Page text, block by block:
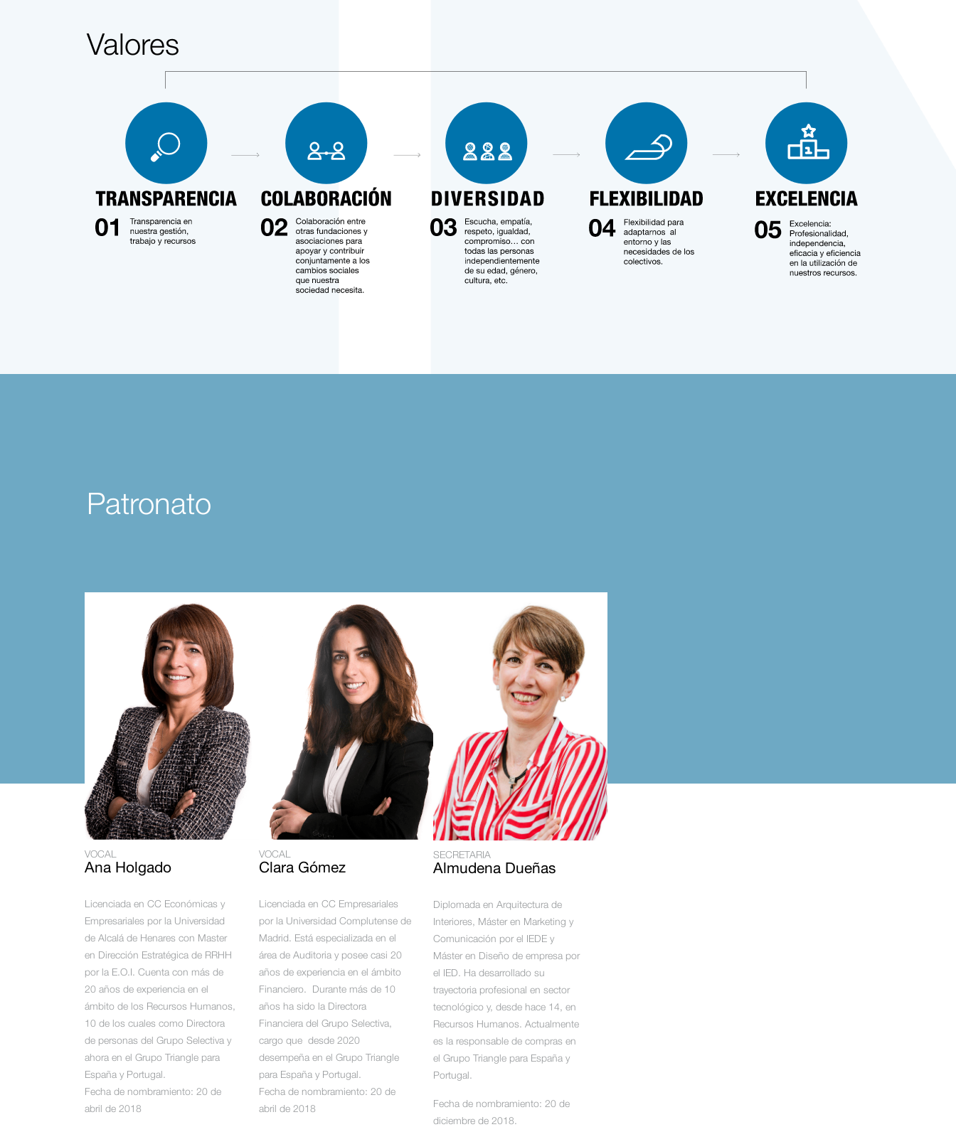
Valores
Patronato
VOCAL
Ana Holgado
Licenciada en CC Económicas y
Empresariales por la Universidad
de Alcalá de Henares con Master
en Dirección Estratégica de RRHH
por la E.O.I. Cuenta con más de
20 años de experiencia en el
ámbito de los Recursos Humanos,
10 de los cuales como Directora
de personas del Grupo Selectiva y
ahora en el Grupo Triangle para
España y Portugal.
Fecha de nombramiento: 20 de
abril de 2018
VOCAL
Clara Gómez
Licenciada en CC Empresariales
por la Universidad Complutense de
Madrid. Está especializada en el
área de Auditoria y posee casi 20
años de experiencia en el ámbito
Financiero. Durante más de 10
años ha sido la Directora
Financiera del Grupo Selectiva,
cargo que desde 2020
desempeña en el Grupo Triangle
para España y Portugal.
Fecha de nombramiento: 20 de
abril de 2018
SECRETARIA
Almudena Dueñas
Diplomada en Arquitectura de
Interiores, Máster en Marketing y
Comunicación por el IEDE y
Máster en Diseño de empresa por
el IED. Ha desarrollado su
trayectoria profesional en sector
tecnológico y, desde hace 14, en
Recursos Humanos. Actualmente
es la responsable de compras en
el Grupo Triangle para España y
Portugal.
Fecha de nombramiento: 20 de
diciembre de 2018.